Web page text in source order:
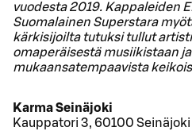
vuodesta 2019. Kappaleiden
Suomalainen Superstara
kärkisijoilta tutuksi tullut
omaperäisestä musiikistaan
mukaansatempaavista
Karma Seinäjoki
Kauppatori 3, 60100 Seinäjoki